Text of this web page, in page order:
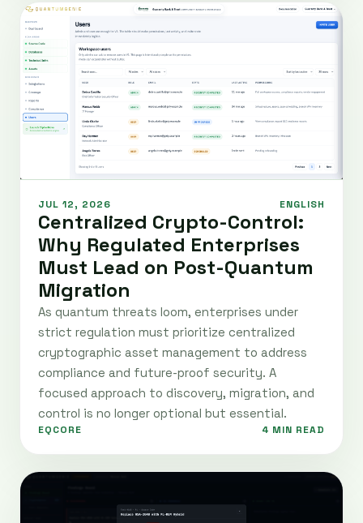
JUL 12, 2026 ENGLISH
Centralized Crypto-Control:
Why Regulated Enterprises
Must Lead on Post-Quantum
Migration
As quantum threats loom, enterprises under
strict regulation must prioritize centralized
cryptographic asset management to address
compliance and future-proof security. A
focused approach to discovery, migration, and
control is no longer optional but essential.
EQCORE 4 MIN READ